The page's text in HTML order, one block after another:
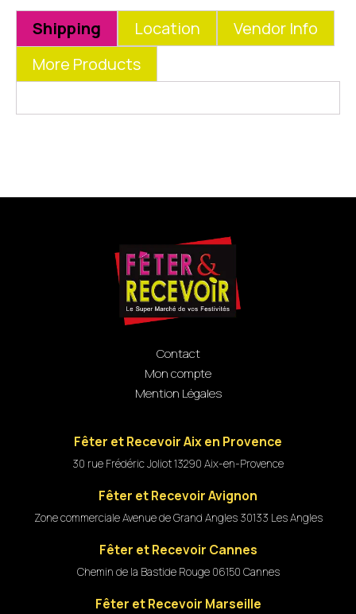
Shipping Location
Vendor Info
More Products
Contact
Mon compte
Mention Légales
Fêter et Recevoir Aix en Provence
30 rue Frédéric Joliot 13290 Aix-en-Provence
Fêter et Recevoir Avignon
Zone commerciale Avenue de Grand Angles 30133 Les Angles
Fêter et Recevoir Cannes
Chemin de la Bastide Rouge 06150 Cannes
Fêter et Recevoir Marseille